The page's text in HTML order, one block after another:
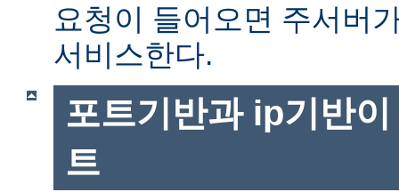
요청이 들어오면 주서버
서비스한다.
포트기반과 ip기반
트